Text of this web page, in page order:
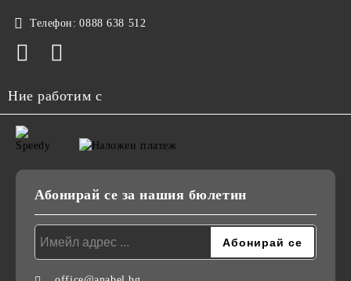
Телефон: 0888 638 512
Ние работим с
Абонирай се за нашия бюлетин